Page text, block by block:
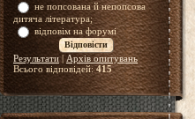
не попсована й непопсова
дитяча література;
відповім на форумі
Результати|Архів опитувань
Всього відповідей:415